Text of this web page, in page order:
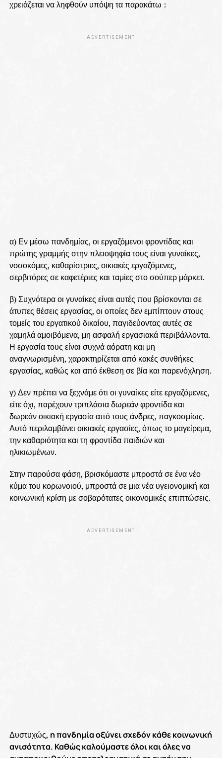
χρειάζεται να ληφθούν υπόψη τα παρακάτω :
ADVERTISEMENT
α) Εν μέσω πανδημίας, οι εργαζόμενοι φροντίδας και
πρώτης γραμμής στην πλειοψηφία τους είναι γυναίκες,
νοσοκόμες, καθαρίστριες, οικιακές εργαζόμενες,
σερβιτόρες σε καφετέριες και ταμίες στο σούπερ μάρκετ.
β) Συχνότερα οι γυναίκες είναι αυτές που βρίσκονται σε
άτυπες θέσεις εργασίας, οι οποίες δεν εμπίπτουν στους
τομείς του εργατικού δικαίου, παγιδεύοντας αυτές σε
χαμηλά αμοιβόμενα, μη ασφαλή εργασιακά περιβάλλοντα.
Η εργασία τους είναι συχνά αόρατη και μη
αναγνωρισμένη, χαρακτηρίζεται από κακές συνθήκες
εργασίας, καθώς και από έκθεση σε βία και παρενόχληση.
γ) Δεν πρέπει να ξεχνάμε ότι οι γυναίκες είτε εργαζόμενες,
είτε όχι, παρέχουν τριπλάσια δωρεάν φροντίδα και
δωρεάν οικιακή εργασία από τους άνδρες, παγκοσμίως.
Αυτό περιλαμβάνει οικιακές εργασίες, όπως το μαγείρεμα,
την καθαριότητα και τη φροντίδα παιδιών και
ηλικιωμένων.
Στην παρούσα φάση, βρισκόμαστε μπροστά σε ένα νέο
κύμα του κορωνοιού, μπροστά σε μια νέα υγειονομική και
κοινωνική κρίση με σοβαρότατες οικονομικές επιπτώσεις.
ADVERTISEMENT
Δυστυχώς, η πανδημία οξύνει σχεδόν κάθε κοινωνική
ανισότητα. Καθώς καλούμαστε όλοι και όλες να